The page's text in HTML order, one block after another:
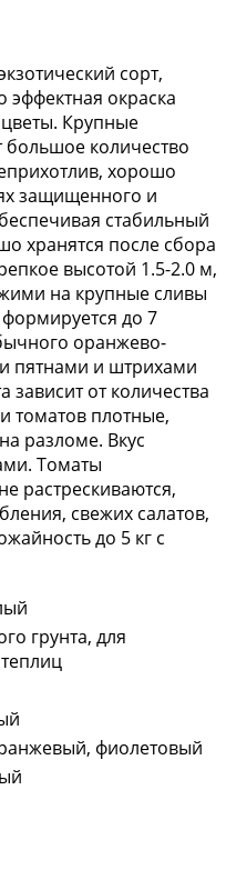
сорт,
эффектная окраска
Крупные
количество
хорошо
защищенного и
стабильный
хранятся после сбора
высотой 1.5-2.0 м,
на крупные сливы
до 7
оранжево-
пятнами и штрихами
зависит от количества
томатов плотные,
разломе. Вкус
Томаты
растрескиваются,
свежих салатов,
до 5 кг с
грунта, для
фиолетовый